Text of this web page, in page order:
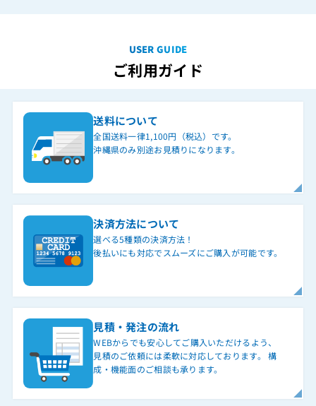
USER GUIDE
ご利用ガイド
送料について
全国送料一律1,100円（税込）です。
沖縄県のみ別途お見積りになります。
決済方法について
選べる5種類の決済方法！
後払いにも対応でスムーズにご購入が可能です。
見積・発注の流れ
WEBからでも安心してご購入いただけるよう、
見積のご依頼には柔軟に対応しております。 構
成・機能面のご相談も承ります。